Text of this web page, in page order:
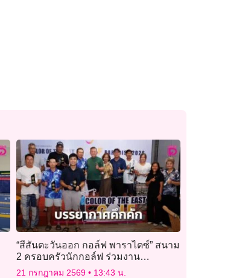
“สีสันตะวันออก กอล์ฟ พาราไดซ์” สนาม
2 ครอบครัวนักกอล์ฟ ร่วมงาน
บรรยากาศคึกคัก
21 กรกฎาคม 2569 13:43 น.